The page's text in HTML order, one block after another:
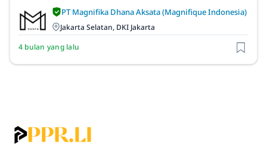
PT Magnifika Dhana Aksata (Magnifique Indonesia)
Jakarta Selatan, DKI Jakarta
4 bulan yang lalu